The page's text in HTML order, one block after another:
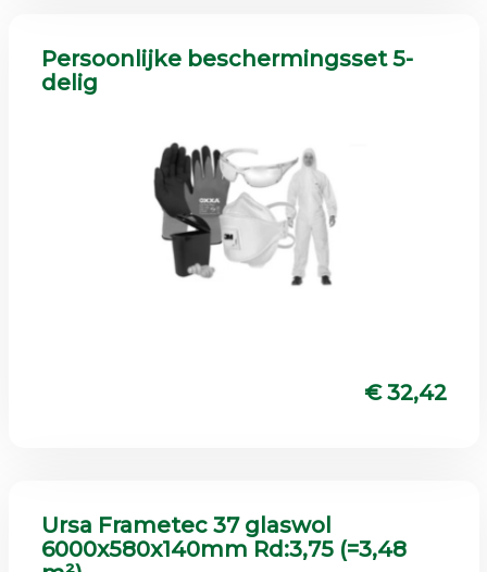
Persoonlijke beschermingsset 5-
delig
€ 32,42
Ursa Frametec 37 glaswol
6000x580x140mm Rd:3,75 (=3,48